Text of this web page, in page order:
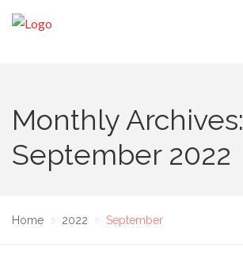
Monthly Archives:
September 2022
Home 2022 September